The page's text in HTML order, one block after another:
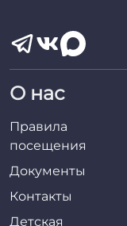
О нас
Правила
посещения
Документы
Контакты
Детская